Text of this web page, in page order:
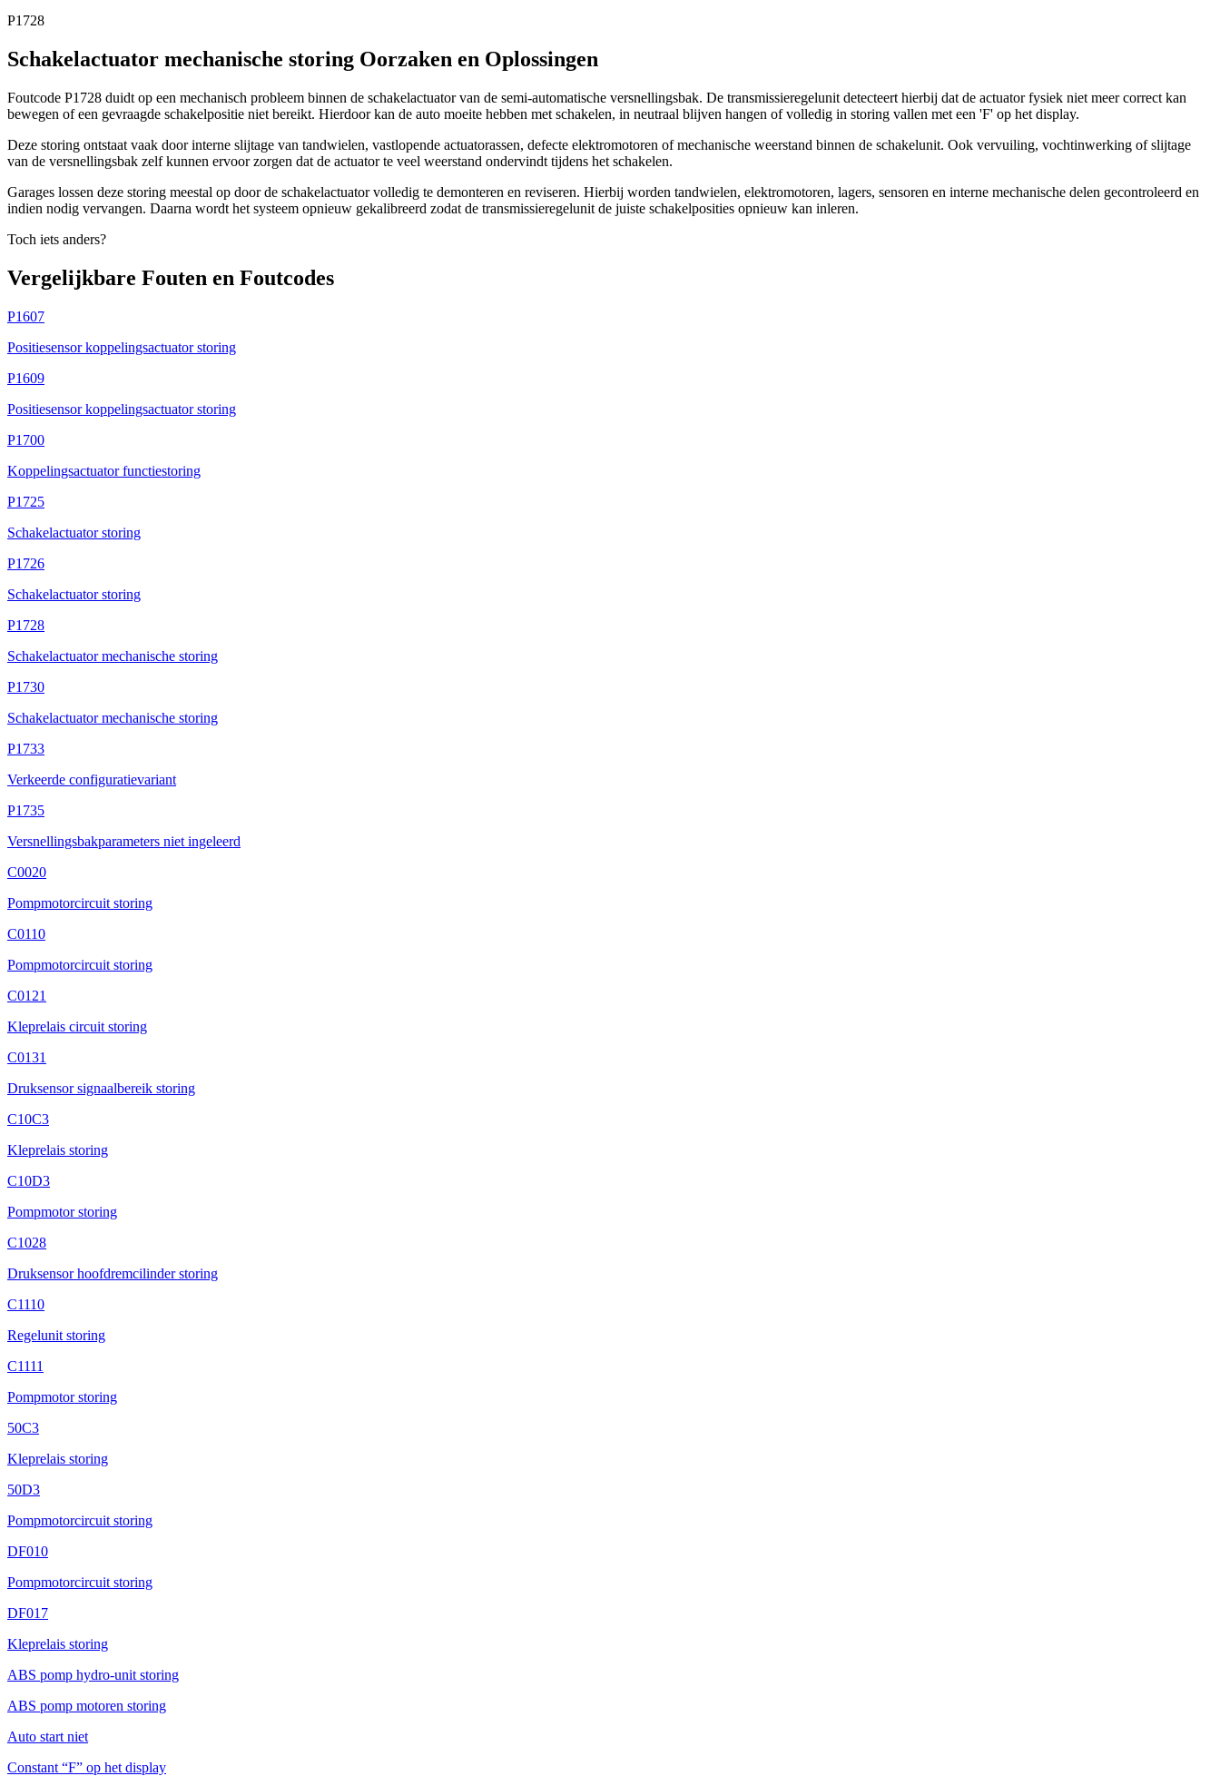
P1728
Schakelactuator mechanische storing Oorzaken en Oplossingen
Foutcode P1728 duidt op een mechanisch probleem binnen de schakelactuator van de semi-automatische versnellingsbak. De transmissieregelunit detecteert hierbij dat de actuator fysiek niet meer correct kan
bewegen of een gevraagde schakelpositie niet bereikt. Hierdoor kan de auto moeite hebben met schakelen, in neutraal blijven hangen of volledig in storing vallen met een 'F' op het display.
Deze storing ontstaat vaak door interne slijtage van tandwielen, vastlopende actuatorassen, defecte elektromotoren of mechanische weerstand binnen de schakelunit. Ook vervuiling, vochtinwerking of slijtage
van de versnellingsbak zelf kunnen ervoor zorgen dat de actuator te veel weerstand ondervindt tijdens het schakelen.
Garages lossen deze storing meestal op door de schakelactuator volledig te demonteren en reviseren. Hierbij worden tandwielen, elektromotoren, lagers, sensoren en interne mechanische delen gecontroleerd en
indien nodig vervangen. Daarna wordt het systeem opnieuw gekalibreerd zodat de transmissieregelunit de juiste schakelposities opnieuw kan inleren.
Toch iets anders?
Vergelijkbare Fouten en Foutcodes
P1607
Positiesensor koppelingsactuator storing
P1609
Positiesensor koppelingsactuator storing
P1700
Koppelingsactuator functiestoring
P1725
Schakelactuator storing
P1726
Schakelactuator storing
P1728
Schakelactuator mechanische storing
P1730
Schakelactuator mechanische storing
P1733
Verkeerde configuratievariant
P1735
Versnellingsbakparameters niet ingeleerd
C0020
Pompmotorcircuit storing
C0110
Pompmotorcircuit storing
C0121
Kleprelais circuit storing
C0131
Druksensor signaalbereik storing
C10C3
Kleprelais storing
C10D3
Pompmotor storing
C1028
Druksensor hoofdremcilinder storing
C1110
Regelunit storing
C1111
Pompmotor storing
50C3
Kleprelais storing
50D3
Pompmotorcircuit storing
DF010
Pompmotorcircuit storing
DF017
Kleprelais storing
ABS pomp hydro-unit storing
ABS pomp motoren storing
Auto start niet
Constant “F” op het display